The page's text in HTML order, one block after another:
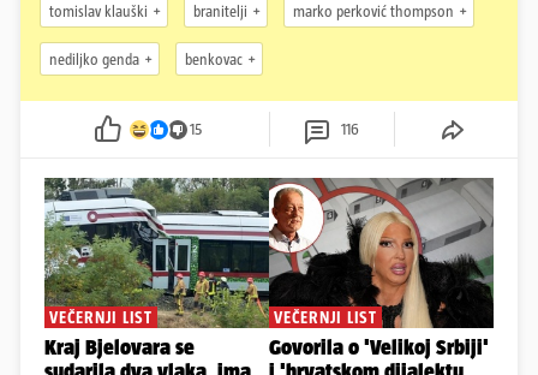
tomislav klauški branitelji marko perković thompson
nediljko genda benkovac
15 116